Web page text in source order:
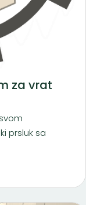
za vrat
prsluk sa